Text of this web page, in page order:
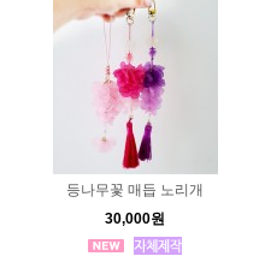
등나무꽃 매듭 노리개
30,000원